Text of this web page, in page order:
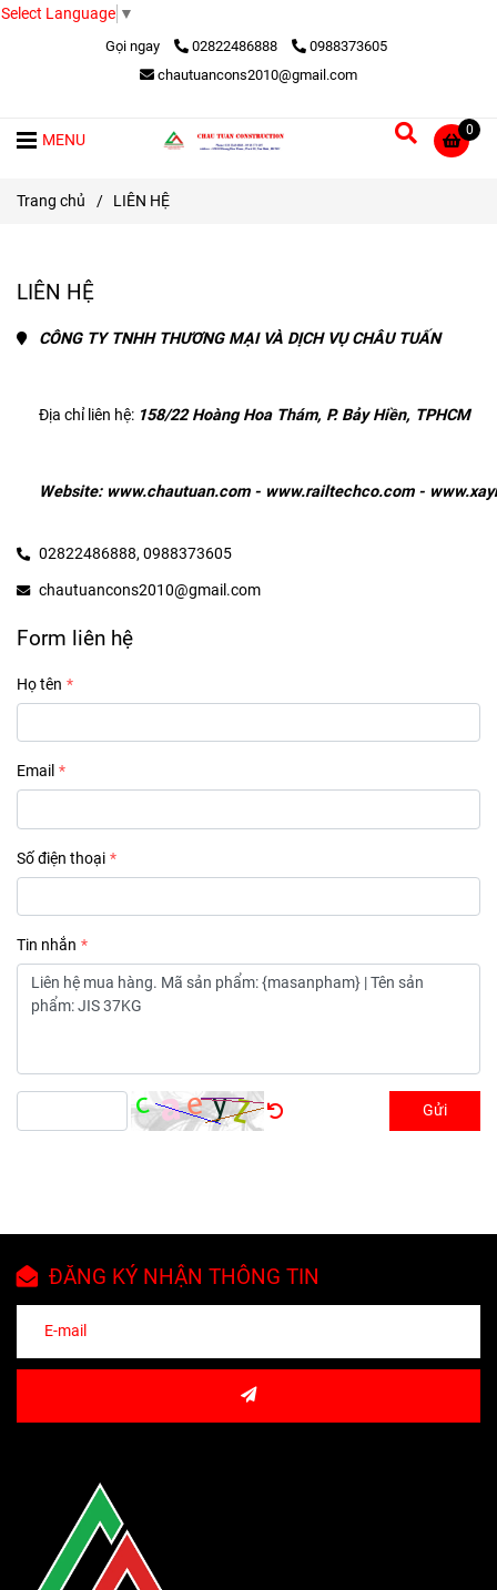
Select Language ▼
Gọi ngay 02822486888
0988373605
chautuancons2010@gmail.com
0
MENU
Trang chủ / LIÊN HỆ
LIÊN HỆ
CÔNG TY TNHH THƯƠNG MẠI VÀ DỊCH VỤ CHÂU TUẤN
Địa chỉ liên hệ: 158/22 Hoàng Hoa Thám, P. Bảy Hiền, TPHCM
Website: www.chautuan.com - www.railtechco.com -
02822486888,0988373605
chautuancons2010@gmail.com
Form liên hệ
Họ tên
Email
Số điện thoại
Tin nhắn
Gửi
ĐĂNG KÝ NHẬN THÔNG TIN